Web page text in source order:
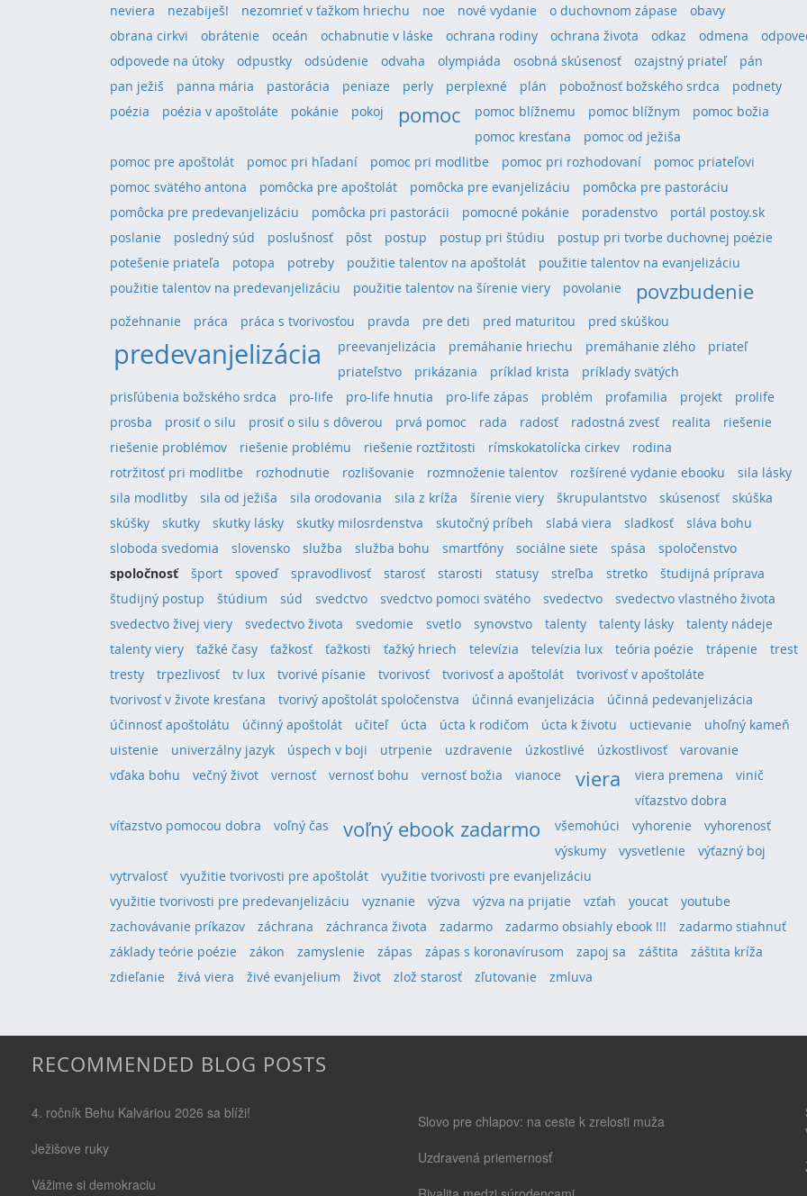
neviera
nezabiješ! nezomrieť v ťažkom hriechu noe nové vydanie o duchovnom zápase
obavy
obrana cirkvi
obrátenie oceán ochabnutie v láske ochrana rodiny ochrana života odkaz odmena
odpovede na útoky
odpustky odsúdenie odvaha olympiáda osobná skúsenosť ozajstný priateľ
pán
pan ježiš
panna mária pastorácia peniaze perly perplexné plán pobožnosť božského srdca
podnety
poézia
poézia v apoštoláte pokánie pokoj pomoc pomoc blížnemu pomoc blížnym
pomoc božia
pomoc kresťana
pomoc od ježiša
pomoc pre apoštolát
pomoc pri hľadaní pomoc pri modlitbe pomoc pri rozhodovaní
pomoc priateľovi
pomoc svätého antona
pomôcka pre apoštolát pomôcka pre evanjelizáciu
pomôcka pre pastoráciu
pomôcka pre predevanjelizáciu
pomôcka pri pastorácii pomocné pokánie poradenstvo
portál postoy.sk
poslanie
posledný súd poslušnosť pôst postup postup pri štúdiu
postup pri tvorbe duchovnej poézie
potešenie priateľa
potopa potreby použitie talentov na apoštolát
použitie talentov na evanjelizáciu
použitie talentov na predevanjelizáciu
použitie talentov na šírenie viery povolanie povzbudenie
požehnanie práca práca s tvorivosťou pravda pre deti pred maturitou pred skúškou
predevanjelizácia preevanjelizácia premáhanie hriechu premáhanie zlého
priateľ
priateľstvo
prikázania príklad krista
príklady svätých
prisľúbenia božského srdca
pro-life pro-life hnutia pro-life zápas problém profamilia projekt
prolife
prosba
prosiť o silu prosiť o silu s dôverou prvá pomoc rada radosť radostná zvesť realita
riešenie
riešenie problémov
riešenie problému riešenie roztžitosti rímskokatolícka cirkev
rodina
rotržitosť pri modlitbe
rozhodnutie rozlišovanie rozmnoženie talentov rozšírené vydanie ebooku
sila lásky
sila modlitby
sila od ježiša sila orodovania sila z kríža šírenie viery škrupulantstvo skúsenosť
skúška
skúšky
skutky skutky lásky skutky milosrdenstva skutočný príbeh slabá viera sladkosť
sláva bohu
sloboda svedomia
slovensko služba služba bohu smartfóny sociálne siete spása
spoločenstvo
spoločnosť
šport spoveď spravodlivosť starosť starosti statusy streľba stretko
študijná príprava
študijný postup
štúdium súd svedctvo svedctvo pomoci svätého svedectvo
svedectvo vlastného života
svedectvo živej viery
svedectvo života svedomie svetlo synovstvo talenty talenty lásky
talenty nádeje
talenty viery
ťažké časy ťažkosť ťažkosti ťažký hriech televízia televízia lux teória poézie trápenie
trest
tresty
trpezlivosť tv lux tvorivé písanie tvorivosť tvorivosť a apoštolát
tvorivosť v apoštoláte
tvorivosť v živote kresťana
tvorivý apoštolát spoločenstva účinná evanjelizácia
účinná pedevanjelizácia
účinnosť apoštolátu
účinný apoštolát učiteľ úcta úcta k rodičom úcta k životu uctievanie
uhoľný kameň
uistenie
univerzálny jazyk úspech v boji utrpenie uzdravenie úzkostlivé úzkostlivosť
varovanie
vďaka bohu
večný život vernosť vernosť bohu vernosť božia vianoce viera viera premena
vinič
víťazstvo dobra
víťazstvo pomocou dobra
voľný čas voľný ebook zadarmo všemohúci vyhorenie
vyhorenosť
výskumy
vysvetlenie
výťazný boj
vytrvalosť
využitie tvorivosti pre apoštolát
využitie tvorivosti pre evanjelizáciu
využitie tvorivosti pre predevanjelizáciu
vyznanie výzva výzva na prijatie vzťah youcat
youtube
zachovávanie príkazov
záchrana záchranca života zadarmo zadarmo obsiahly ebook !!!
zadarmo stiahnuť
základy teórie poézie
zákon zamyslenie zápas zápas s koronavírusom zapoj sa záštita
záštita kríža
zdieľanie
živá viera živé evanjelium život zlož starosť zľutovanie zmluva
RECOMMENDED BLOG POSTS
4. ročník Behu Kalváriou 2026 sa blíži!
Ježišove ruky
Vážime si demokraciu
Slovo pre chlapov: na ceste k zrelosti muža
Uzdravená priemernosť